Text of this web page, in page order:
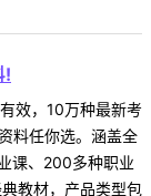
!
效，10万种最新考
料任你选。涵盖全
课、200多种职业
教材，产品类型包